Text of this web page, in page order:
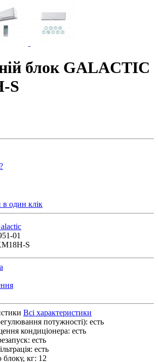
блок GALACTIC
S
один клік
01
S
Всі характеристики
потужності): есть
кондиціонера: есть
есть
есть
блоку, кг: 12